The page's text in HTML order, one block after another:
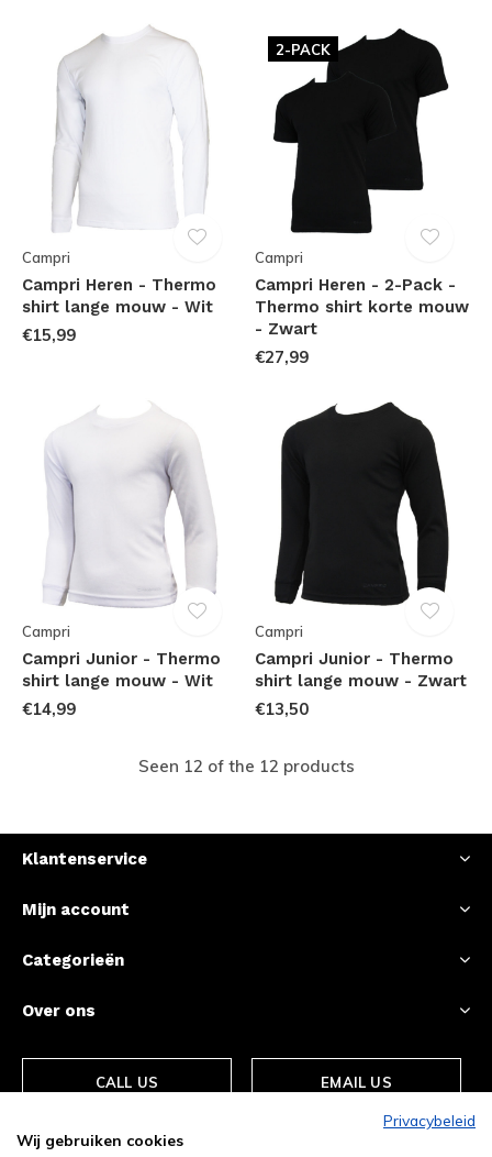
Campri
Campri Heren - Thermo
shirt lange mouw - Wit
€15,99
2-PACK
Campri
Campri Heren - 2-Pack -
Thermo shirt korte mouw
- Zwart
€27,99
Campri
Campri Junior - Thermo
shirt lange mouw - Wit
€14,99
Campri
Campri Junior - Thermo
shirt lange mouw - Zwart
€13,50
Seen 12 of the 12 products
Klantenservice
Mijn account
Categorieën
Over ons
CALL US EMAIL US
Privacybeleid
Wij gebruiken cookies